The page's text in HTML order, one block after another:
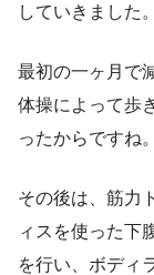
していきました。
最初の一ヶ月で
体操によって歩
ったからですね。
その後は、筋力
ィスを使った下
を行い、ボディ